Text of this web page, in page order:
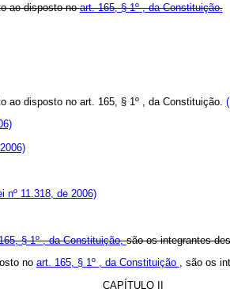
ao disposto noart. 165, § 1º , da Constituição.
ao disposto no art. 165, § 1º , da Constituição.
nº 11.318, de 2006)
§ 1º , da Constituição,são os integrantes
no art. 165, § 1º , da Constituição , são os
CAPÍTULO II